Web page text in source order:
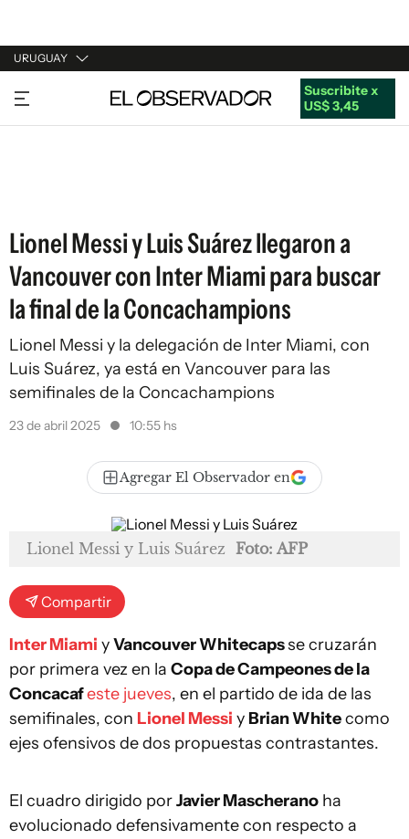
URUGUAY
URUGUAY
ARGENTINA
Suscribite x
US$ 3,45
Lionel Messi y Luis Suárez llegaron a
Vancouver con Inter Miami para buscar
la final de la Concachampions
Lionel Messi y la delegación de Inter Miami, con
Luis Suárez, ya está en Vancouver para las
semifinales de la Concachampions
23 de abril 2025 10:55 hs
Agregar El Observador en
Lionel Messi y Luis Suárez Foto: AFP
Compartir
Inter Miami yVancouver Whitecapsse cruzarán
por primera vez en la Copa de Campeones de la
Concacafeste jueves, en el partido de ida de las
semifinales, con Lionel Messi y Brian Whitecomo
ejes ofensivos de dos propuestas contrastantes.
El cuadro dirigido porJavier Mascherano ha
evolucionado defensivamente con respecto a